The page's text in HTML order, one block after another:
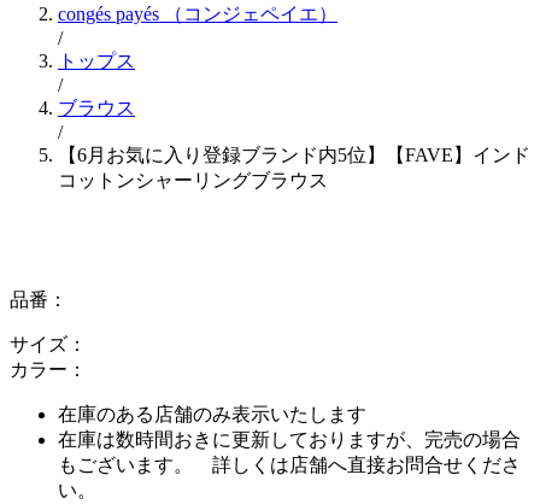
congés payés
（コンジェペイエ）
/
トップス
/
ブラウス
/
【6月お気に入り登録ブランド内5位】【FAVE】インド
コットンシャーリングブラウス
品番：
サイズ：
カラー：
在庫のある店舗のみ表示いたします
在庫は数時間おきに更新しておりますが、完売の場合
もございます。 詳しくは店舗へ直接お問合せくださ
い。